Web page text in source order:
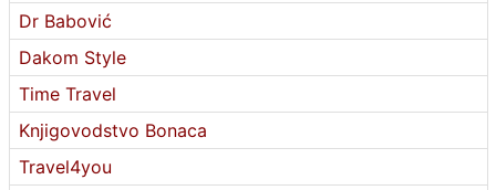
Dr Babović
Dakom Style
Time Travel
Knjigovodstvo Bonaca
Travel4you